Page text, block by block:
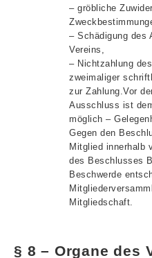
– gröbliche
– Schädigung des
Vereins,
– Nichtzahlung
zweimaliger
zur Zahlung.Vor
Ausschluss ist
möglich –
Gegen den
Mitglied innerhalb
des Beschlusses
Beschwerde
Mitgliedschaft.
§ 8 – Organe des